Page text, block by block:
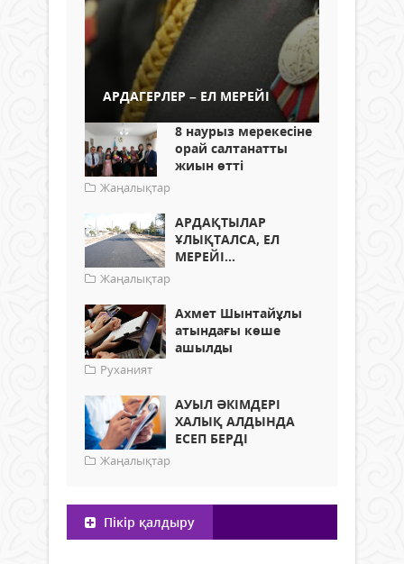
АРДАГЕРЛЕР – ЕЛ МЕРЕЙІ
8 наурыз мерекесіне
орай салтанатты
жиын өтті
Жаңалықтар
АРДАҚТЫЛАР
ҰЛЫҚТАЛСА, ЕЛ
МЕРЕЙІ...
Жаңалықтар
Ахмет Шынтайұлы
атындағы көше
ашылды
Руханият
АУЫЛ ӘКІМДЕРІ
ХАЛЫҚ АЛДЫНДА
ЕСЕП БЕРДІ
Жаңалықтар
Пікір қалдыру